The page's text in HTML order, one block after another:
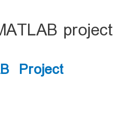
project
Project